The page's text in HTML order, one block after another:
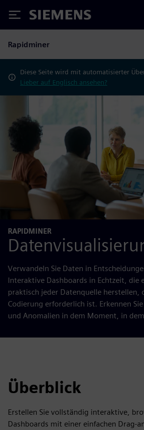
Siemens
Rapidminer
Diese Seite wird mit automatisierter
Lieber auf Englisch ansehen?
RAPIDMINER
Verwandeln Sie Daten in
Interaktive Dashboards in Echtzeit, die
praktisch jeder Datenquelle herstellen,
Codierung erforderlich ist. Erkennen
und Anomalien in dem Moment, in
Überblick
Erstellen Sie vollständig interaktive,
Dashboards mit einer einfachen Drag-